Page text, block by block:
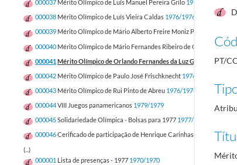
000037 Mérito Olímpico de Luís Manuel Pereira Grilo 1976/1976
000038 Mérito Olímpico de Luís Vieira Caldas 1976/1976
000039 Mérito Olímpico de Mário Alberto Freire Moniz Pereira
000040 Mérito Olímpico de Mário Fernandes Ribeiro de Oliveira
1976/
000041 Mérito Olímpico de Orlando Fernandes da Luz Gonçalves
000042 Mérito Olímpico de Paulo José Frischknecht 1976/1976
000043 Mérito Olímpico de Rui Pinto de Abreu 1976/1976
000044VIII Juegos panamericanos 1979/1979
000045Solidariedade Olímpica - Bolsas para 1977 1977/1977
000046Cerificado de participação de Henrique Carinhas Martins Nunes
(...)
000001 Lista de presenças - 1977 1970/1970
PT/